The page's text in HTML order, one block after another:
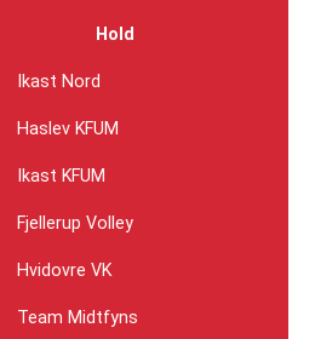
Hold
Ikast Nord
Haslev KFUM
Ikast KFUM
Fjellerup Volley
Hvidovre VK
Team Midtfyns